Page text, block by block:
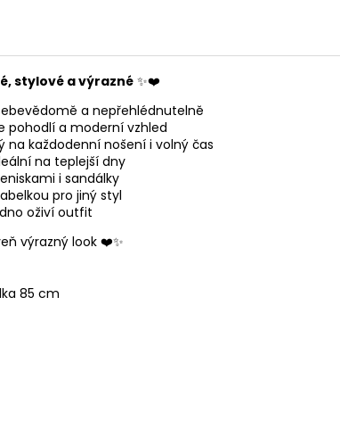
stylové a výrazné✨❤️
a nepřehlédnutelně
pohodlí a moderní vzhled
na každodenní nošení i volný čas
na teplejší dny
i sandálky
pro jiný styl
oživí outfit
výrazný look ❤️✨
85 cm